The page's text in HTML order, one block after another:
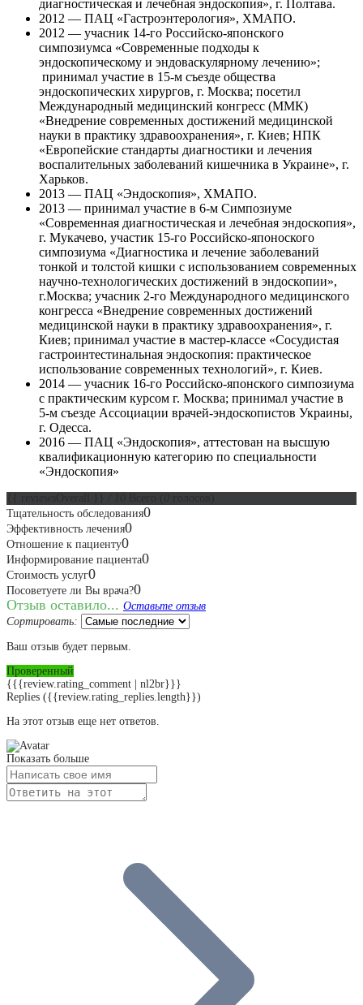
диагностическая и лечебная эндоскопия», г. Полтава.
2012 — ПАЦ «Гастроэнтерология», ХМАПО.
2012 — учасник 14-го Российско-японского
симпозиумса «Современные подходы к
эндоскопическому и эндоваскулярному лечению»;
принимал участие в 15-м съезде общества
эндоскопических хирургов, г. Москва; посетил
Международный медицинский конгресс (ММК)
«Внедрение современных достижений медицинской
науки в практику здравоохранения», г. Киев; НПК
«Европейские стандарты диагностики и лечения
воспалительных заболеваний кишечника в Украине», г.
Харьков.
2013 — ПАЦ «Эндоскопия», ХМАПО.
2013 — принимал участие в 6-м Симпозиуме
«Современная диагностическая и лечебная эндоскопия»,
г. Мукачево, участик 15-го Российско-японоского
симпозиума «Диагностика и лечение заболеваний
тонкой и толстой кишки с использованием современных
научно-технологических достижений в эндоскопии»,
г.Москва; учасник 2-го Международного медицинского
конгресса «Внедрение современных достижений
медицинской науки в практику здравоохранения», г.
Киев; принимал участие в мастер-классе «Сосудистая
гастроинтестинальная эндоскопия: практическое
использование современных технологий», г. Киев.
2014 — учасник 16-го Российско-японского симпозиума
с практическим курсом г. Москва; принимал участие в
5-м съезде Ассоциации врачей-эндоскопистов Украины,
г. Одесса.
2016 — ПАЦ «Эндоскопия», аттестован на высшую
квалификационную категорию по специальности
«Эндоскопия»
Тщательность обследования0
Эффективность лечения0
Отношение к пациенту0
Информирование пациента0
Стоимость услуг0
Посоветуете ли Вы врача?0
Отзыв оставило... Оставьте отзыв
Сортировать:
Ваш отзыв будет первым.
Проверенный
{{{review.rating_comment | nl2br}}}
Replies ({{review.rating_replies.length}})
На этот отзыв еще нет ответов.
Показать больше